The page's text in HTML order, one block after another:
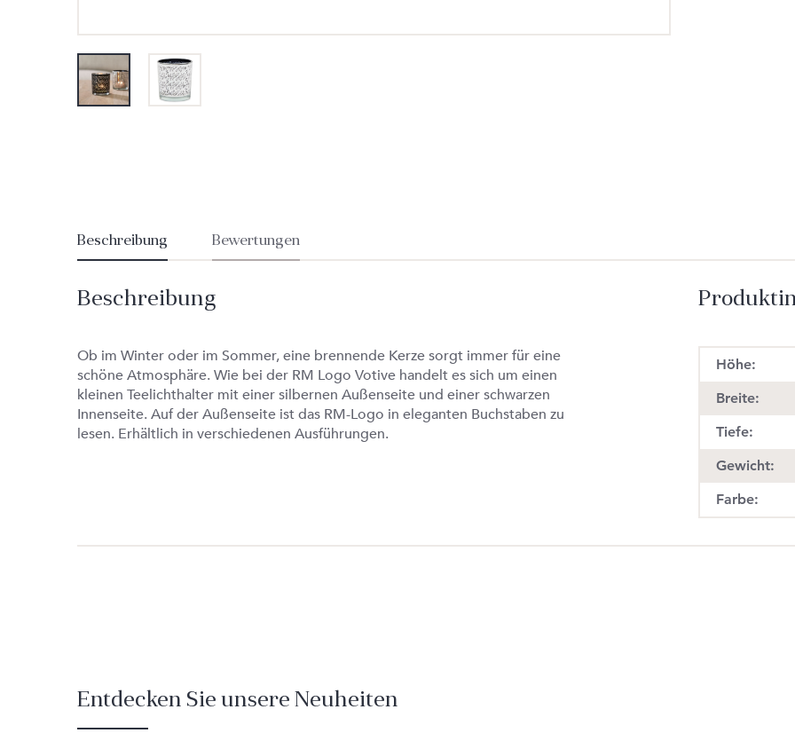
Beschreibung Bewertungen
Beschreibung
Ob im Winter oder im Sommer, eine brennende Kerze sorgt immer für eine
schöne Atmosphäre. Wie bei der RM Logo Votive handelt es sich um einen
kleinen Teelichthalter mit einer silbernen Außenseite und einer schwarzen
Innenseite. Auf der Außenseite ist das RM-Logo in eleganten Buchstaben zu
lesen. Erhältlich in verschiedenen Ausführungen.
Höhe:
Breite:
Tiefe:
Gewicht:
Farbe:
Produktgalerie überspringen
Entdecken Sie unsere Neuheiten